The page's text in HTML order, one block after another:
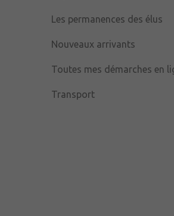
Les permanences des élus
Nouveaux arrivants
Toutes mes démarches en
Transport